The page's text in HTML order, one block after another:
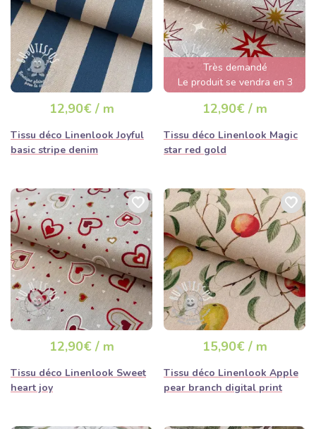
12,90€ / m
Tissu déco Linenlook Joyful
basic stripe denim
Très demandé
Le produit se vendra en 3
jours
12,90€ / m
Tissu déco Linenlook Magic
star red gold
12,90€ / m
Tissu déco Linenlook Sweet
heart joy
15,90€ / m
Tissu déco Linenlook Apple
pear branch digital print